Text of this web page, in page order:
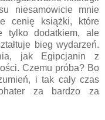
niesamowicie mnie
cenię książki, które
tylko dodatkiem, ale
bieg wydarzeń.
jak Egipcjanin z
Czemu próba? Bo
i tak cały czas
za bardzo za